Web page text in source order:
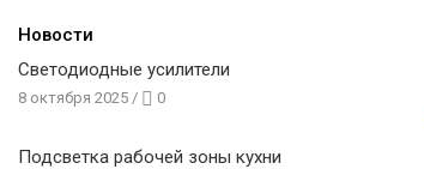
Новости
Светодиодные усилители
8 октября 2025 / 0
Подсветка рабочей зоны кухни